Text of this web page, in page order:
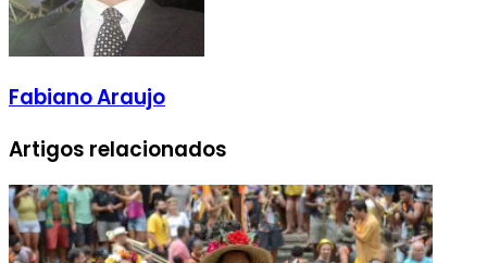
Fabiano Araujo
Artigos relacionados